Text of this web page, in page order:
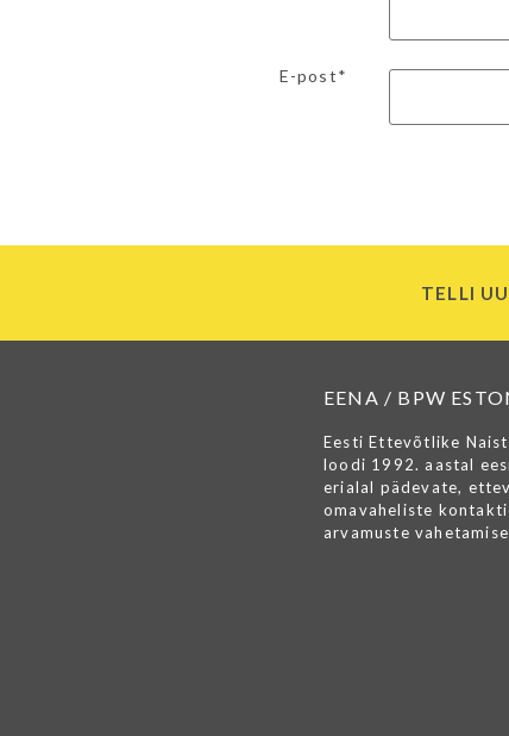
E-post*
TELLI
EENA / BPW
Eesti Ettevõtlike
loodi 1992. aastal
erialal pädevate,
omavaheliste
arvamuste